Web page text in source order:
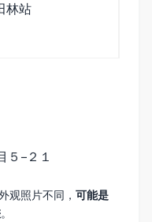
林站
５−２１
观照片不同， 可能是
。